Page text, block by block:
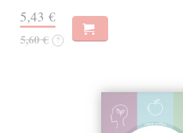
5,43 €
5,60 € ?